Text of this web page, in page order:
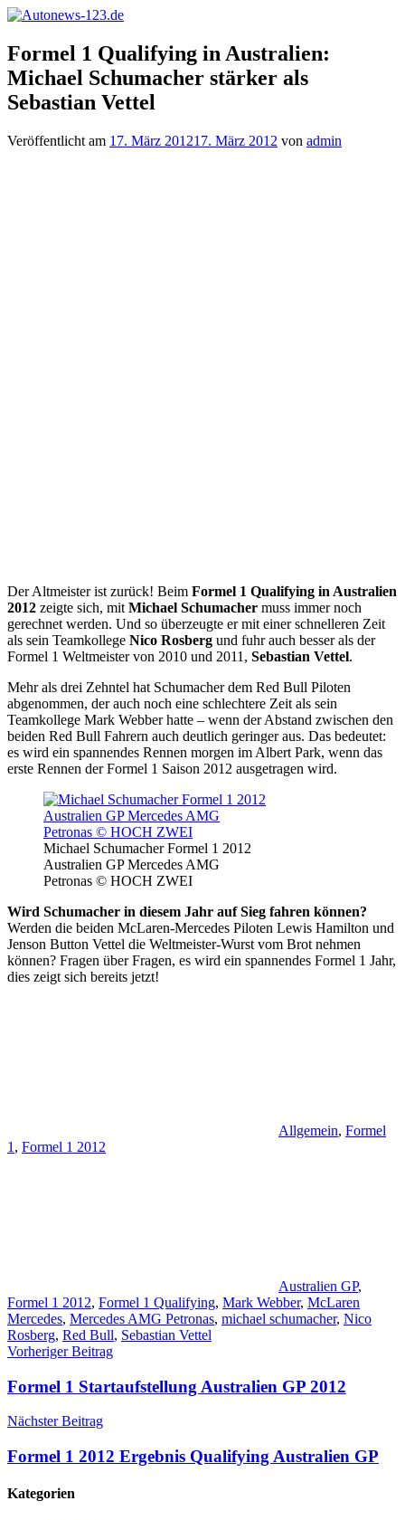
Zum
springen
Autonews-
123.de
Autonews
mit
Charme
Formel 1 Qualifying in Australien:
Michael Schumacher stärker als
Sebastian Vettel
Veröffentlicht am 17. März 201217. März 2012 von admin
Der Altmeister ist zurück! Beim Formel 1 Qualifying in Australien
2012 zeigte sich, mit Michael Schumacher muss immer noch
gerechnet werden. Und so überzeugte er mit einer schnelleren Zeit
als sein Teamkollege Nico Rosberg und fuhr auch besser als der
Formel 1 Weltmeister von 2010 und 2011, Sebastian Vettel.
Mehr als drei Zehntel hat Schumacher dem Red Bull Piloten
abgenommen, der auch noch eine schlechtere Zeit als sein
Teamkollege Mark Webber hatte – wenn der Abstand zwischen den
beiden Red Bull Fahrern auch deutlich geringer aus. Das bedeutet:
es wird ein spannendes Rennen morgen im Albert Park, wenn das
erste Rennen der Formel 1 Saison 2012 ausgetragen wird.
Michael Schumacher Formel 1 2012
Australien GP Mercedes AMG
Petronas © HOCH ZWEI
Wird Schumacher in diesem Jahr auf Sieg fahren können?
Werden die beiden McLaren-Mercedes Piloten Lewis Hamilton und
Jenson Button Vettel die Weltmeister-Wurst vom Brot nehmen
können? Fragen über Fragen, es wird ein spannendes Formel 1 Jahr,
dies zeigt sich bereits jetzt!
Allgemein, Formel
1 , Formel 1 2012
Australien GP,
Formel 1 2012, Formel 1 Qualifying, Mark Webber, McLaren
Mercedes, Mercedes AMG Petronas, michael schumacher, Nico
Rosberg, Red Bull, Sebastian Vettel
Beitragsnavigation
Vorheriger Beitrag
Formel 1 Startaufstellung Australien GP 2012
Nächster Beitrag
Formel 1 2012 Ergebnis Qualifying Australien GP
Kategorien